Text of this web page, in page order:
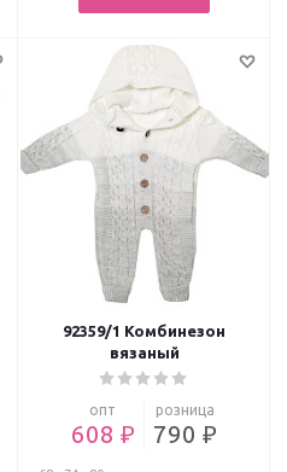
92359/1 Комбинезон
вязаный
опт
608 ₽
розница
790 ₽